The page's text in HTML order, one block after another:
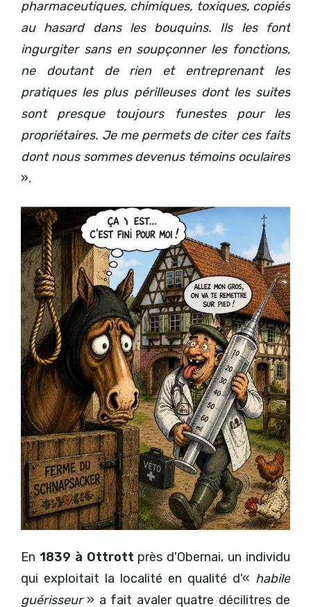
pharmaceutiques, chimiques, toxiques, copiés
au hasard dans les bouquins. Ils les font
ingurgiter sans en soupçonner les fonctions,
ne doutant de rien et entreprenant les
pratiques les plus périlleuses dont les suites
sont presque toujours funestes pour les
propriétaires. Je me permets de citer ces faits
dont nous sommes devenus témoins oculaires
».
En 1839 à Ottrott près d'Obernai, un individu
qui exploitait la localité en qualité d'« habile
guérisseur» a fait avaler quatre décilitres de